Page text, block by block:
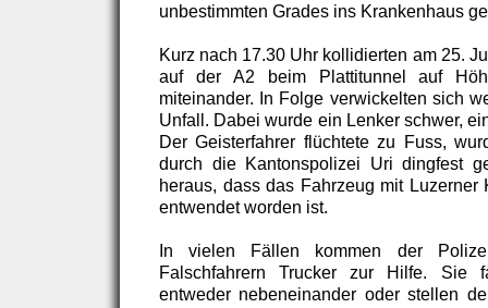
unbestimmten Grades ins Krankenhaus
Kurz nach 17.30 Uhr kollidierten am 25.
auf der A2 beim Plattitunnel auf
miteinander. In Folge verwickelten sich
Unfall. Dabei wurde ein Lenker schwer,
Der Geisterfahrer flüchtete zu Fuss,
durch die Kantonspolizei Uri dingfest
heraus, dass das Fahrzeug mit Luzerner
entwendet worden ist.
In vielen Fällen kommen der
Falschfahrern Trucker zur Hilfe. Sie
entweder nebeneinander oder stellen